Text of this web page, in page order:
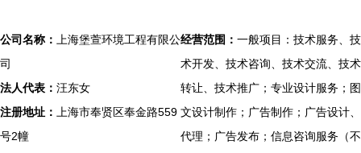
公司名称：
上海堡萱环境工程有限公
司
法人代表： 汪东女
注册地址：
上海市奉贤区奉金路559
号2幢
经营范围： 一般项目：技术服务、技
术开发、技术咨询、技术交流、技术
转让、技术推广；专业设计服务；图
文设计制作；广告制作；广告设计、
代理；广告发布；信息咨询服务（不